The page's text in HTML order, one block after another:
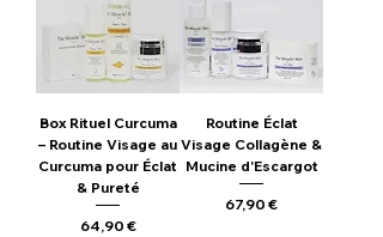
Box Rituel Curcuma
– Routine Visage au
Curcuma pour Éclat
& Pureté
Prix
64,90 €
Routine Éclat
Visage Collagène &
Mucine d'Escargot
Prix
67,90 €